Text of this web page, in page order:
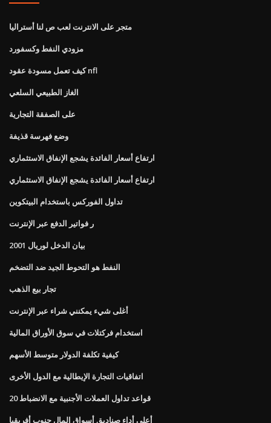
متجر على الانترنت لعب ص لنا أستراليا
مزودي النفط وكسفورد
كيف تعمل مسودة عقود nfl
الغاز الطبيعي السلعي
على الصفقة التجارية
وضع فهرسة قذيفة
ارتفاع أسعار الفائدة يشجع الإنفاق الاستثماري
ارتفاع أسعار الفائدة يشجع الإنفاق الاستثماري
تداول الفوركس باستخدام البيتكوين
ر فواتير الدفع عبر الإنترنت
بيان الدخل لوريال 2001
النفط هو التحوط الجيد ضد التضخم
تجار بيع الذهب
أغلى شيء يمكنني شراء عبر الإنترنت
استخدام فركتلات في سوق الأوراق المالية
كيفية تكلفة الدولار متوسط ​​الأسهم
اتفاقيات التجارة الإيطالية مع الدول الأخرى
20 قواعد تداول العملات الأجنبية مع الانضباط
أعلى أداء صناديق أسواق المال جنوب أفريقيا